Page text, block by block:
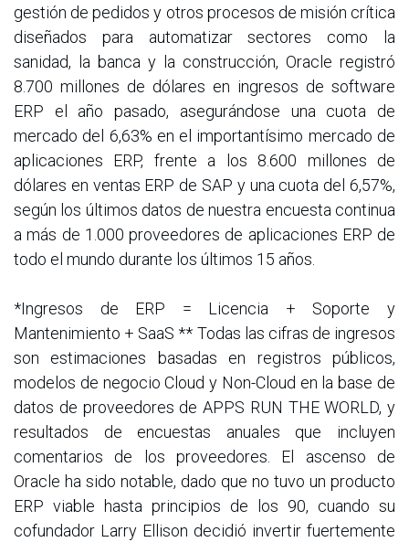
gestión de pedidos y otros procesos de misión crítica
diseñados para automatizar sectores como la
sanidad, la banca y la construcción, Oracle registró
8.700 millones de dólares en ingresos de software
ERP el año pasado, asegurándose una cuota de
mercado del 6,63% en el importantísimo mercado de
aplicaciones ERP, frente a los 8.600 millones de
dólares en ventas ERP de SAP y una cuota del 6,57%,
según los últimos datos de nuestra encuesta continua
a más de 1.000 proveedores de aplicaciones ERP de
todo el mundo durante los últimos 15 años.
*Ingresos de ERP = Licencia + Soporte y
Mantenimiento + SaaS ** Todas las cifras de ingresos
son estimaciones basadas en registros públicos,
modelos de negocio Cloud y Non-Cloud en la base de
datos de proveedores de APPS RUN THE WORLD, y
resultados de encuestas anuales que incluyen
comentarios de los proveedores. El ascenso de
Oracle ha sido notable, dado que no tuvo un producto
ERP viable hasta principios de los 90, cuando su
cofundador Larry Ellison decidió invertir fuertemente